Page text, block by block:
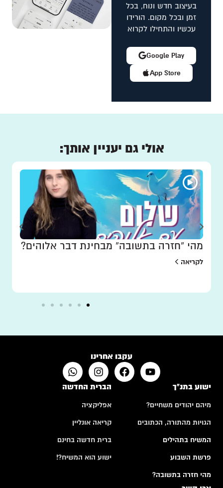
בעיצוב חדש ונוח, בכל
זמן ובכל מקום. הורידו
עכשיו והתחילו לקרוא
App Store
Google Play
אולי גם יעניין אותך:
מהי “חזרה בתשובה” מבחינת דבר אלוהים?
לקריאה
עקבו אחרינו
ישוע בתנ"ך
מיהם יהודים משחיים?
הגויות מהתורה, הכתובים
המשיח בתהילים
פרשת השבוע
מהי חזרה בתשובה?
הברית החדשה
אפליקציה
קריאה אונליין
ברית חדשה בחינם
ישוע הוא המשיח?!